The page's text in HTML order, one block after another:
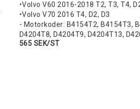
•Volvo V60 2016-2018 T2, T3, T4,
•Volvo V70 2016 T4, D2, D3
- Motorkoder: B4154T2, B4154T3,
D4204T8, D4204T9, D4204T13,
565 SEK/ST